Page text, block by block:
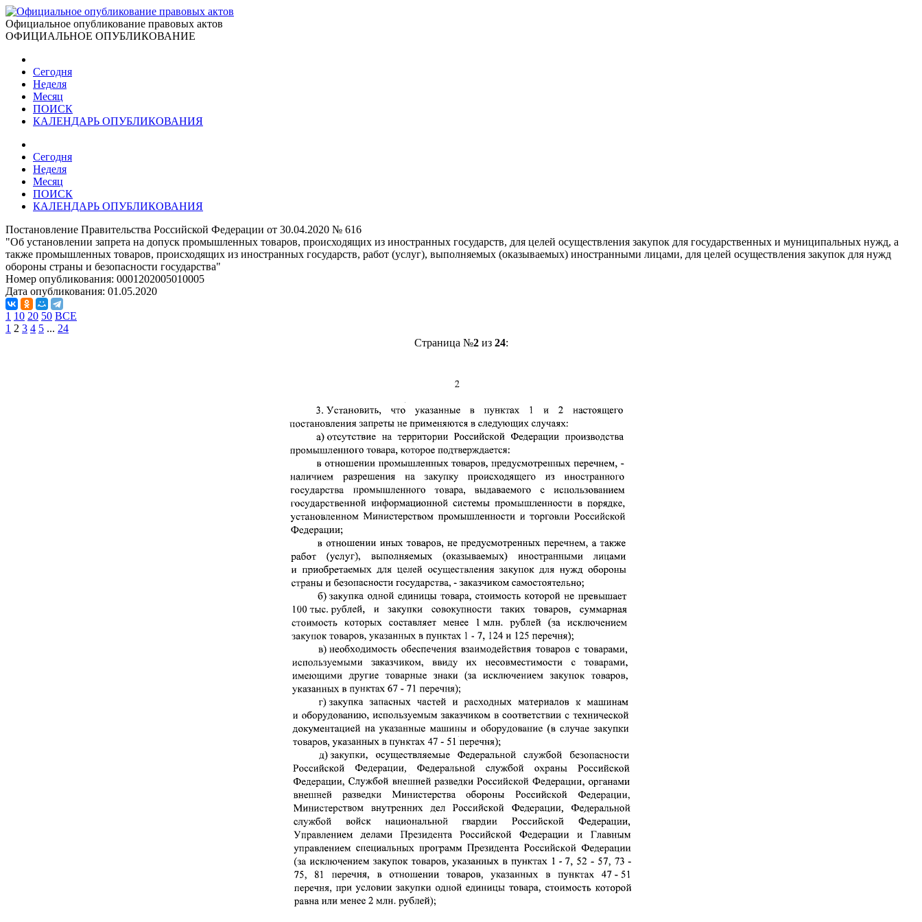
Официальное опубликование правовых актов
ОФИЦИАЛЬНОЕ ОПУБЛИКОВАНИЕ
Сегодня
Неделя
Месяц
ПОИСК
КАЛЕНДАРЬ ОПУБЛИКОВАНИЯ
Сегодня
Неделя
Месяц
ПОИСК
КАЛЕНДАРЬ ОПУБЛИКОВАНИЯ
Постановление Правительства Российской Федерации от 30.04.2020 № 616
"Об установлении запрета на допуск промышленных товаров, происходящих из иностранных государств, для целей осуществления закупок для государственных и муниципальных нужд, а
также промышленных товаров, происходящих из иностранных государств, работ (услуг), выполняемых (оказываемых) иностранными лицами, для целей осуществления закупок для нужд
обороны страны и безопасности государства"
Номер опубликования: 0001202005010005
Дата опубликования: 01.05.2020
1 10 20 50 ВСЕ
1 2 3 4 5 ... 24
Страница №2из 24: